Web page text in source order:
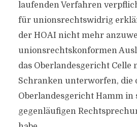
laufenden Verfahren
für unionsrechtswidrig
der HOAI nicht mehr
unionsrechtskonformen
das Oberlandesgericht Celle
Schranken unterworfen, die
Oberlandesgericht Hamm in
gegenläufigen